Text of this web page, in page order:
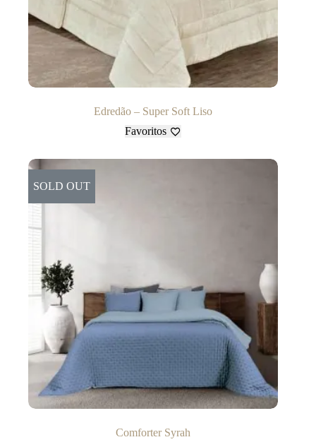
Edredão – Super Soft Liso
Favoritos
SOLD OUT
Comforter Syrah